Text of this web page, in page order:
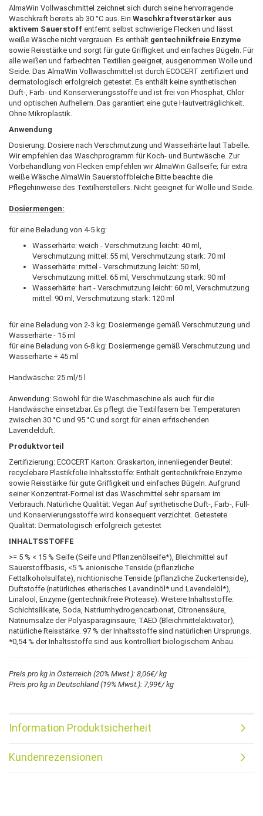
AlmaWin Vollwaschmittel zeichnet sich durch seine hervorragende
Waschkraft bereits ab 30 °C aus. Ein Waschkraftverstärker aus
aktivem Sauerstoff entfernt selbst schwierige Flecken und lässt
weiße Wäsche nicht vergrauen. Es enthält gentechnikfreie Enzyme
sowie Reisstärke und sorgt für gute Griffigkeit und einfaches Bügeln. Für
alle weißen und farbechten Textilien geeignet, ausgenommen Wolle und
Seide. Das AlmaWin Vollwaschmittel ist durch ECOCERT zertifiziert und
dermatologisch erfolgreich getestet. Es enthält keine synthetischen
Duft-, Farb- und Konservierungsstoffe und ist frei von Phosphat, Chlor
und optischen Aufhellern. Das garantiert eine gute Hautverträglichkeit.
Ohne Mikroplastik.
Anwendung
Dosierung: Dosiere nach Verschmutzung und Wasserhärte laut Tabelle.
Wir empfehlen das Waschprogramm für Koch- und Buntwäsche. Zur
Vorbehandlung von Flecken empfehlen wir AlmaWin Gallseife; für extra
weiße Wäsche AlmaWin Sauerstoffbleiche Bitte beachte die
Pflegehinweise des Textilherstellers. Nicht geeignet für Wolle und Seide.
Dosiermengen:
für eine Beladung von 4-5 kg:
Wasserhärte: weich - Verschmutzung leicht: 40 ml,
Verschmutzung mittel: 55 ml, Verschmutzung stark: 70 ml
Wasserhärte: mittel - Verschmutzung leicht: 50 ml,
Verschmutzung mittel: 65 ml, Verschmutzung stark: 90 ml
Wasserhärte: hart - Verschmutzung leicht: 60 ml, Verschmutzung
mittel: 90 ml, Verschmutzung stark: 120 ml
für eine Beladung von 2-3 kg: Dosiermenge gemäß Verschmutzung und
Wasserhärte - 15 ml
für eine Beladung von 6-8 kg: Dosiermenge gemäß Verschmutzung und
Wasserhärte + 45 ml
Handwäsche: 25 ml/5 l
Anwendung: Sowohl für die Waschmaschine als auch für die
Handwäsche einsetzbar. Es pflegt die Textilfasern bei Temperaturen
zwischen 30 °C und 95 °C und sorgt für einen erfrischenden
Lavendelduft.
Produktvorteil
Zertifizierung: ECOCERT Karton: Graskarton, innenliegender Beutel:
recyclebare Plastikfolie Inhaltsstoffe: Enthält gentechnikfreie Enzyme
sowie Reisstärke für gute Griffigkeit und einfaches Bügeln. Aufgrund
seiner Konzentrat-Formel ist das Waschmittel sehr sparsam im
Verbrauch. Natürliche Qualität: Vegan Auf synthetische Duft-, Farb-, Füll-
und Konservierungsstoffe wird konsequent verzichtet. Getestete
Qualität: Dermatologisch erfolgreich getestet
INHALTSSTOFFE
>= 5 % < 15 % Seife (Seife und Pflanzenölseife*), Bleichmittel auf
Sauerstoffbasis, <5 % anionische Tenside (pflanzliche
Fettalkoholsulfate), nichtionische Tenside (pflanzliche Zuckertenside),
Duftstoffe (natürliches etherisches Lavandinöl* und Lavendelöl*),
Linalool, Enzyme (gentechnikfreie Protease). Weitere Inhaltsstoffe:
Schichtsilikate, Soda, Natriumhydrogencarbonat, Citronensäure,
Natriumsalze der Polyasparaginsäure, TAED (Bleichmittelaktivator),
natürliche Reisstärke. 97 % der Inhaltsstoffe sind natürlichen Ursprungs.
*0,54 % der Inhaltsstoffe sind aus kontrolliert biologischem Anbau.
Preis pro kg in Österreich (20% Mwst.): 8,06€/ kg
Preis pro kg in Deutschland (19% Mwst.): 7,99€/ kg
Information Produktsicherheit
Kundenrezensionen